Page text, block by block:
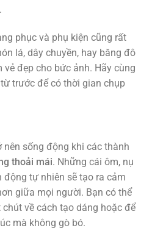
phục và phụ kiện cũng rất
lá, dây chuyền, hay băng đô
vẻ đẹp cho bức ảnh. Hãy cùng
trước để có thời gian chụp
sống động khi các thành
thoải mái. Những cái ôm, nụ
động tự nhiên sẽ tạo ra cảm
giữa mọi người. Bạn có thể
về cách tạo dáng hoặc để
mà không gò bó.